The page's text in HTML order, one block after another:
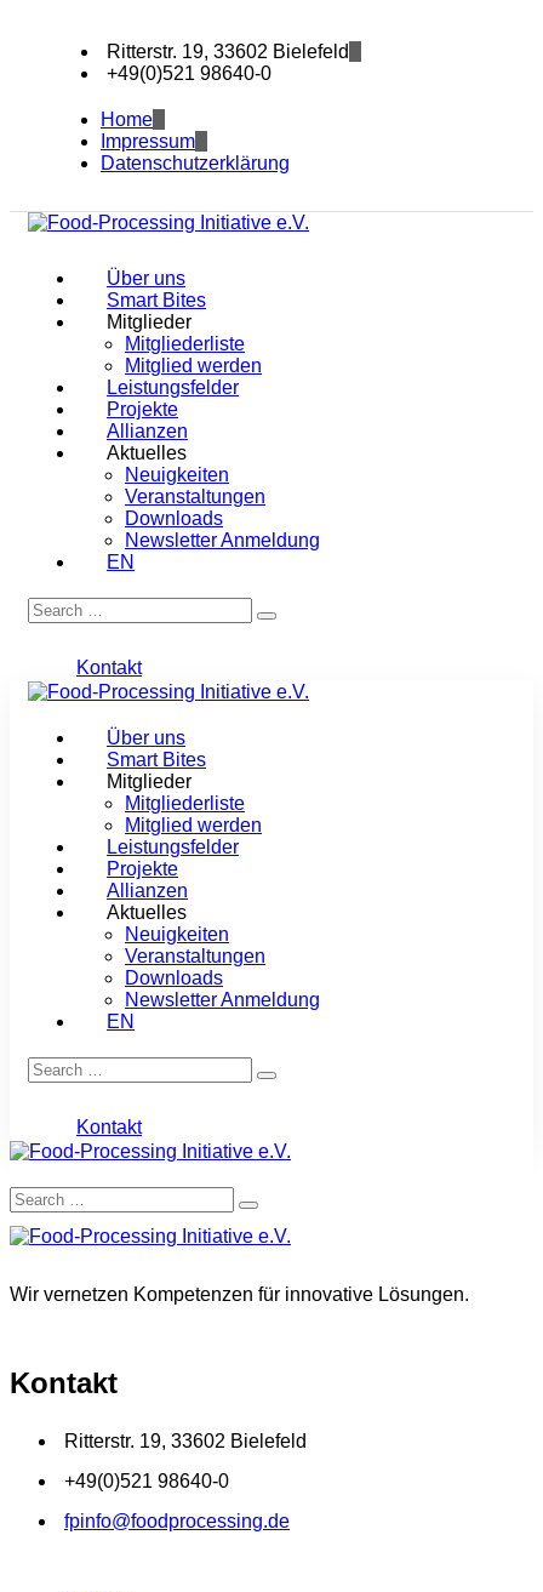
Ritterstr. 19, 33602 Bielefeld
+49(0)521 98640-0
Home
Impressum
Datenschutzerklärung
Über uns
Smart Bites
Mitglieder
Mitgliederliste
Mitglied werden
Leistungsfelder
Projekte
Allianzen
Aktuelles
Neuigkeiten
Veranstaltungen
Downloads
Newsletter Anmeldung
EN
Kontakt
Über uns
Smart Bites
Mitglieder
Mitgliederliste
Mitglied werden
Leistungsfelder
Projekte
Allianzen
Aktuelles
Neuigkeiten
Veranstaltungen
Downloads
Newsletter Anmeldung
EN
Kontakt
Wir vernetzen Kompetenzen für innovative Lösungen.
Kontakt
Ritterstr. 19, 33602 Bielefeld
+49(0)521 98640-0
fpinfo@foodprocessing.de